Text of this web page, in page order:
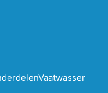
Vaatwasser